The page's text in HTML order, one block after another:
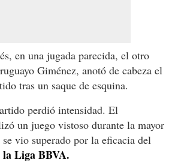
en una jugada parecida, el otro
Giménez, anotó de cabeza el
tras un saque de esquina.
perdió intensidad. El
un juego vistoso durante la mayor
vio superado por la eficacia del
la Liga BBVA.